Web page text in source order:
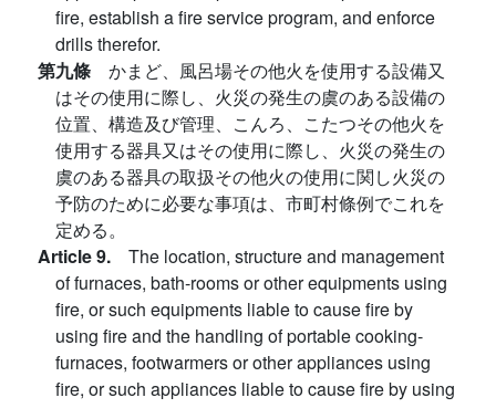
fire, establish a fire service program, and enforce
drills therefor.
第九條 かまど、風呂場その他火を使用する設備又
はその使用に際し、火災の発生の虞のある設備の
位置、構造及び管理、こんろ、こたつその他火を
使用する器具又はその使用に際し、火災の発生の
虞のある器具の取扱その他火の使用に関し火災の
予防のために必要な事項は、市町村條例でこれを
定める。
Article 9. The location, structure and management
of furnaces, bath-rooms or other equipments using
fire, or such equipments liable to cause fire by
using fire and the handling of portable cooking-
furnaces, footwarmers or other appliances using
fire, or such appliances liable to cause fire by using